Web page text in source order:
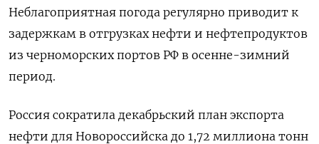
Неблагоприятная погода регулярно приводит к
задержкам в отгрузках нефти и нефтепродуктов
из черноморских портов РФ в осенне-зимний
период.
Россия сократила декабрьский план экспорта
нефти для Новороссийска до 1,72 миллиона тонн